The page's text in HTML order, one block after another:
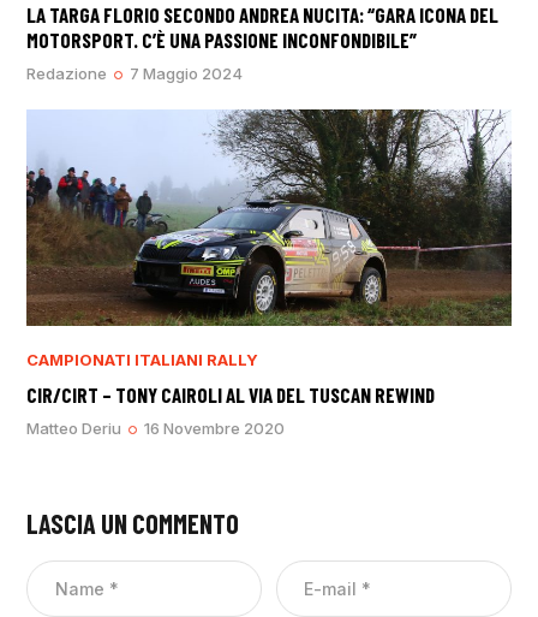
LA TARGA FLORIO SECONDO ANDREA NUCITA: “GARA ICONA DEL
MOTORSPORT. C’È UNA PASSIONE INCONFONDIBILE”
Redazione 7 Maggio 2024
CAMPIONATI ITALIANI RALLY
CIR/CIRT – TONY CAIROLI AL VIA DEL TUSCAN REWIND
Matteo Deriu 16 Novembre 2020
LASCIA UN COMMENTO